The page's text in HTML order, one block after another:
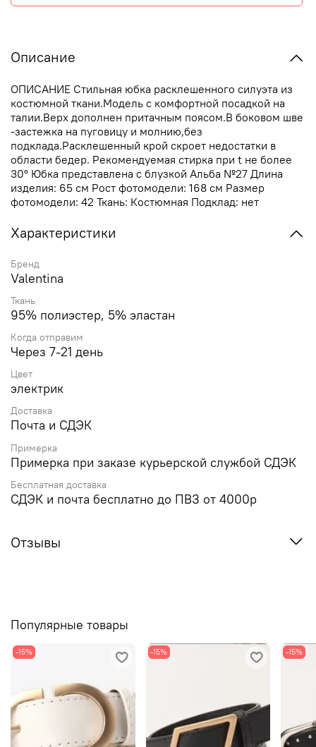
Описание
ОПИСАНИЕ Стильная юбка расклешенного силуэта из
костюмной ткани.Модель с комфортной посадкой на
талии.Верх дополнен притачным поясом.В боковом шве
-застежка на пуговицу и молнию,без
подклада.Расклешенный крой скроет недостатки в
области бедер. Рекомендуемая стирка при t не более
30° Юбка представлена с блузкой Альба №27 Длина
изделия: 65 см Рост фотомодели: 168 см Размер
фотомодели: 42 Ткань: Костюмная Подклад: нет
Характеристики
Бренд
Valentina
Ткань
95% полиэстер, 5% эластан
Когда отправим
Через 7-21 день
Цвет
электрик
Доставка
Почта и СДЭК
Примерка
Примерка при заказе курьерской службой СДЭК
Бесплатная доставка
СДЭК и почта бесплатно до ПВЗ от 4000р
Отзывы
Популярные товары
-15% -15% -15%